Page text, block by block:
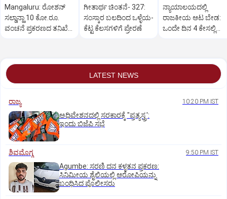
Mangaluru: ರೋಶನ್‌
ಸಲ್ಡಾನ್ಹಾ 10 ಕೋ.ರೂ.
ವಂಚನೆ ಪ್ರಕರಣದ ತನಿಖೆ
ಗೀತಾರ್ಥ ಚಿಂತನೆ- 327:
ಸಂಸ್ಕಾರ ಬಲದಿಂದ ಒಳ್ಳೆಯ-
ಕೆಟ್ಟ ಕೆಲಸಗಳಿಗೆ ಪ್ರೇರಣೆ
ನ್ಯಾಯಾಲಯದಲ್ಲಿ
ರಾಜಕೀಯ ಆಟ ಬೇಡ:
ಒಂದೇ ದಿನ 4 ಕೇಸಲ್ಲಿ
LATEST NEWS
ರಾಜ್ಯ 10:20 PM IST
ಅಧಿವೇಶನದಲ್ಲಿ ಸರಕಾರಕ್ಕೆ "ಪ್ರತ್ಯಸ್ತ್ರ':
ಇಂದು ಬಿಜೆಪಿ ಸಭೆ
ಶಿವಮೊಗ್ಗ 9:50 PM IST
Agumbe: ಸರಣಿ ದನ ಕಳ್ಳತನ ಪ್ರಕರಣ:
ಸಿನಿಮೀಯ ಶೈಲಿಯಲ್ಲಿ ಆರೋಪಿಯನ್ನು
ಬಂಧಿಸಿದ ಪೊಲೀಸರು